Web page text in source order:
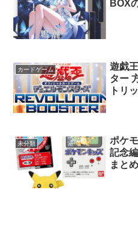
BOX
カードゲーム
遊戯
ター
トリ
未分類
ポケ
記念
まと